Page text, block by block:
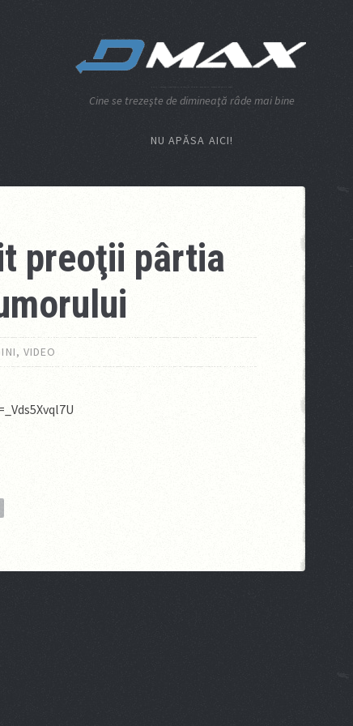
Cine se trezeşte de dimineaţă râde mai bine
NU APĂSA AICI!
preoţii pârtia
,VIDEO